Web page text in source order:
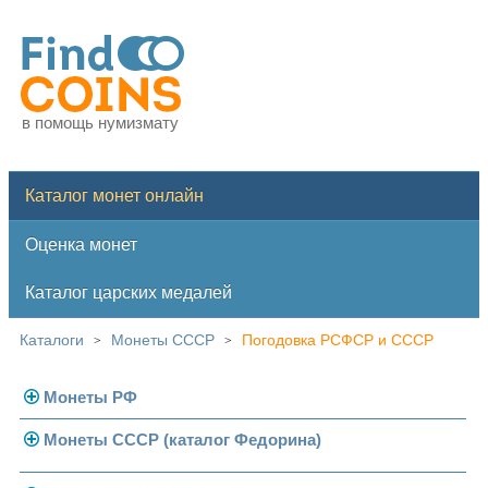
в помощь нумизмату
Каталог монет онлайн
Оценка монет
Каталог царских медалей
Каталоги > Монеты СССР > Погодовка РСФСР и СССР
Монеты РФ
Современная Россия
Монеты СССР (каталог Федорина)